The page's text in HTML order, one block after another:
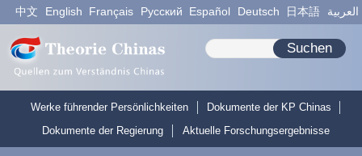
中文 English Français Pусский Español Deutsch 日本語 العربية
Suchen
Werke führender Persönlichkeiten
Dokumente der KP Chinas
Dokumente der Regierung
Aktuelle Forschungsergebnisse